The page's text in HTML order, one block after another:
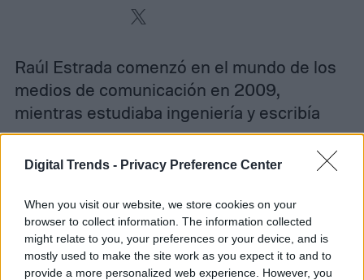
Digital Trends - Privacy Preference Center
When you visit our website, we store cookies on your
browser to collect information. The information collected
might relate to you, your preferences or your device, and is
mostly used to make the site work as you expect it to and to
provide a more personalized web experience. However, you
Raúl Estrada comenzó en el mundo de los
medios de comunicación en 2009,
mientras estudiaba ingeniería y escribía
en…
Topics
NoticiasHomepage